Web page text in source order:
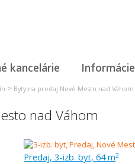
kancelárie Informácie
> Byty na predaj Nové Mesto nad Váhom
nad Váhom
Predaj, 3-izb. byt, 64 m2